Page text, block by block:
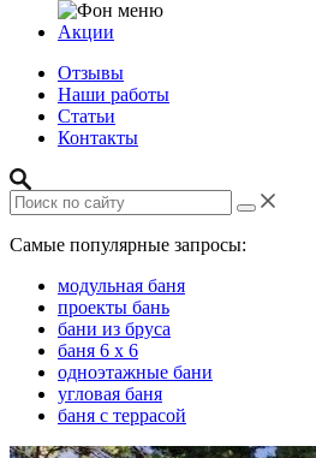
Акции
Отзывы
Наши работы
Статьи
Контакты
Самые популярные запросы:
модульная баня
проекты бань
бани из бруса
баня 6 х 6
одноэтажные бани
угловая баня
баня с террасой